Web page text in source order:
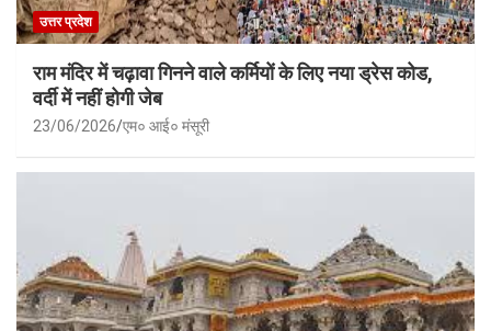
उत्तर प्रदेश
राम मंदिर में चढ़ावा गिनने वाले कर्मियों के लिए नया ड्रेस कोड,
वर्दी में नहीं होगी जेब
23/06/2026 एम० आई० मंसूरी